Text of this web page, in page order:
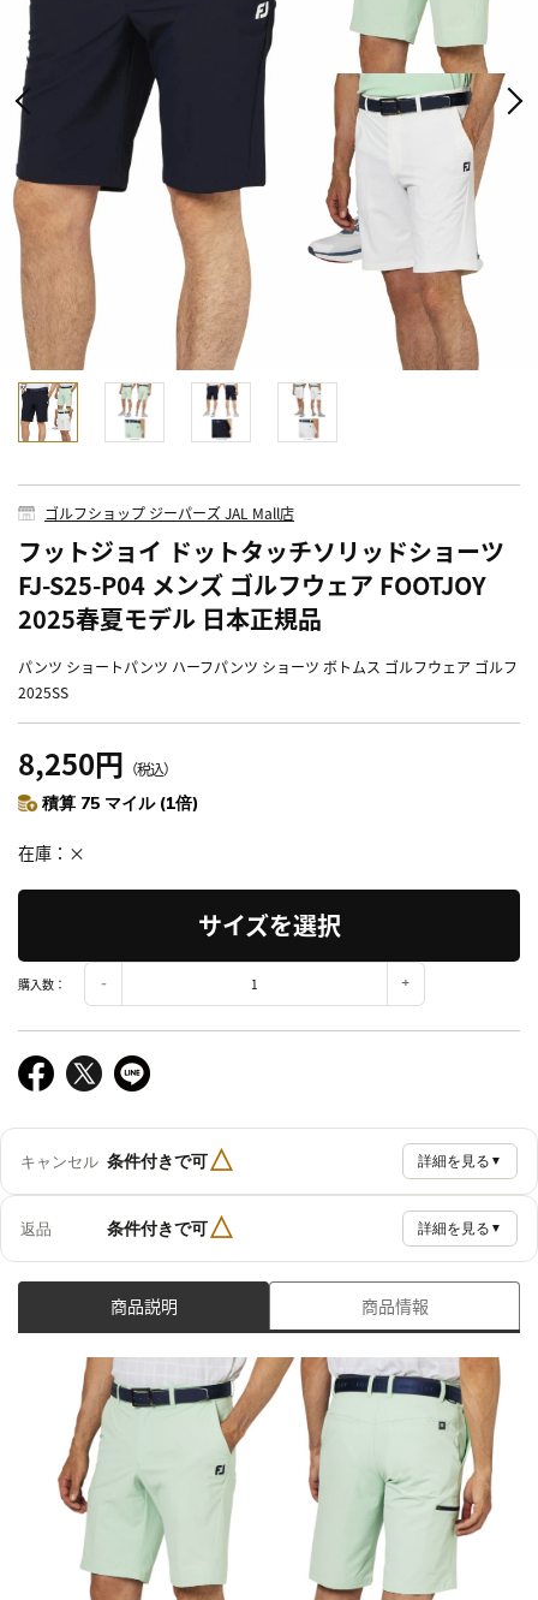
ゴルフショップ ジーパーズ JAL Mall店
フットジョイ ドットタッチソリッドショーツ
FJ-S25-P04 メンズ ゴルフウェア FOOTJOY
2025春夏モデル 日本正規品
パンツ ショートパンツ ハーフパンツ ショーツ ボトムス ゴルフウェア ゴルフ
2025SS
8,250円 （税込）
積算 75 マイル (1倍)
在庫 ×
サイズを選択
購入数：
キャンセル 条件付きで可△ 詳細を見る ▼
返品 条件付きで可△ 詳細を見る ▼
商品説明 商品情報